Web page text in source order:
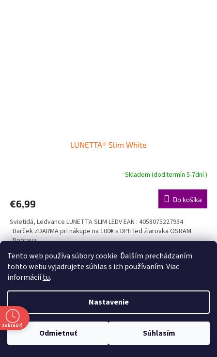
Tento web používa súbory cookie. Ďalším prechádzaním
tohto webu vyjadrujete súhlas s ich používaním. Viac
informáciítu.
Nastavenie
Odmietnuť Súhlasím
📦 Doprava ZDARMA pri objednávke nad 40 € 🛠️ Vypínače a zásuvky
LUNETTA® Slim White
Skladom (dod.termín 5-7dní )
€6,99 Do košíka
Svietidá, Ledvance LUNETTA SLIM LEDV EAN : 4058075227934
Darček ZDARMA pri nákupe na 100€ s DPH led žiarovka OSRAM
Doprava...
Kód:LE266902
Zobraziť